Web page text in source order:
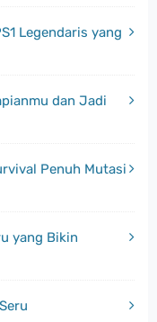
Legendaris yang
dan Jadi
Penuh Mutasi
yang Bikin